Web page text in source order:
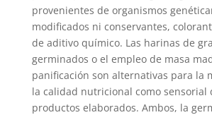
provenientes de organismos
modificados ni conservantes,
de aditivo químico. Las harinas de
germinados o el empleo de masa
panificación son alternativas para la
la calidad nutricional como sensorial
productos elaborados. Ambos, la